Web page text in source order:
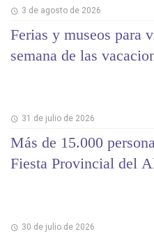
3 de agosto de 2026
Ferias y museos para
semana de las
31 de julio de 2026
Más de 15.000
Fiesta Provincial del
30 de julio de 2026